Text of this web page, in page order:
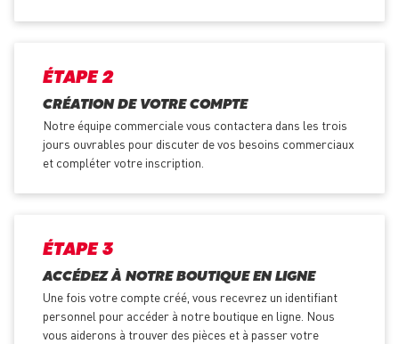
ÉTAPE 2
CRÉATION DE VOTRE COMPTE
Notre équipe commerciale vous contactera dans les trois
jours ouvrables pour discuter de vos besoins commerciaux
et compléter votre inscription.
ÉTAPE 3
ACCÉDEZ À NOTRE BOUTIQUE EN LIGNE
Une fois votre compte créé, vous recevrez un identifiant
personnel pour accéder à notre boutique en ligne. Nous
vous aiderons à trouver des pièces et à passer votre